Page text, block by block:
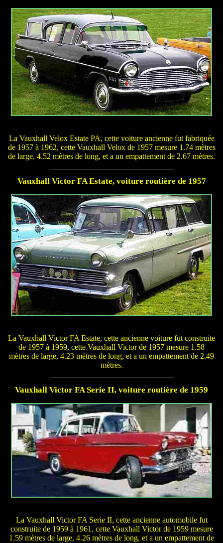
La Vauxhall Velox Estate PA, cette voiture ancienne fut fabriquée
de 1957 à 1962, cette Vauxhall Velox de 1957 mesure 1.74 mètres
de large, 4.52 mètres de long, et a un empattement de 2.67 mètres.
Vauxhall Victor FA Estate, voiture routière de 1957
La Vauxhall Victor FA Estate, cette ancienne voiture fut construite
de 1957 à 1959, cette Vauxhall Victor de 1957 mesure 1.58
mètres de large, 4.23 mètres de long, et a un empattement de 2.49
mètres.
Vauxhall Victor FA Serie II, voiture routière de 1959
La Vauxhall Victor FA Serie II, cette ancienne automobile fut
construite de 1959 à 1961, cette Vauxhall Victor de 1959 mesure
1.59 mètres de large, 4.26 mètres de long, et a un empattement de